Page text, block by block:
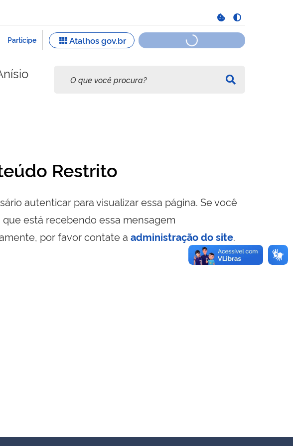
Restrito
autenticar para visualizar essa página. Se você
está recebendo essa mensagem
por favor contate a administração do site.